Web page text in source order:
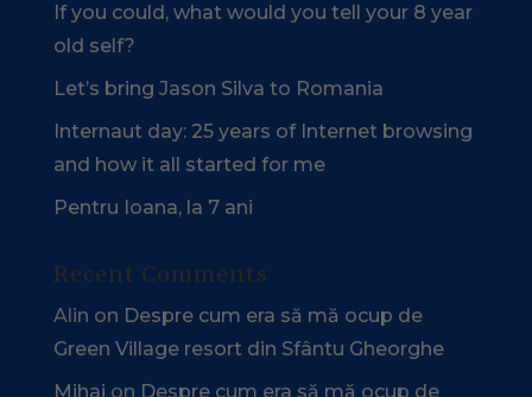
If you could, what would you tell your 8 year
old self?
Let’s bring Jason Silva to Romania
Internaut day: 25 years of Internet browsing
and how it all started for me
Pentru Ioana, la 7 ani
Recent Comments
Alin on Despre cum era să mă ocup de
Green Village resort din Sfântu Gheorghe
Mihai on Despre cum era să mă ocup de